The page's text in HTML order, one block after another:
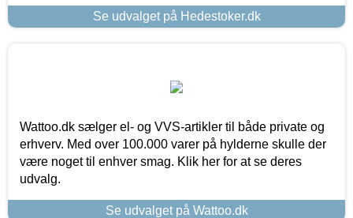
Se udvalget på Hedestoker.dk
Wattoo.dk sælger el- og VVS-artikler til både private og
erhverv. Med over 100.000 varer på hylderne skulle der
være noget til enhver smag. Klik her for at se deres
udvalg.
Se udvalget på Wattoo.dk